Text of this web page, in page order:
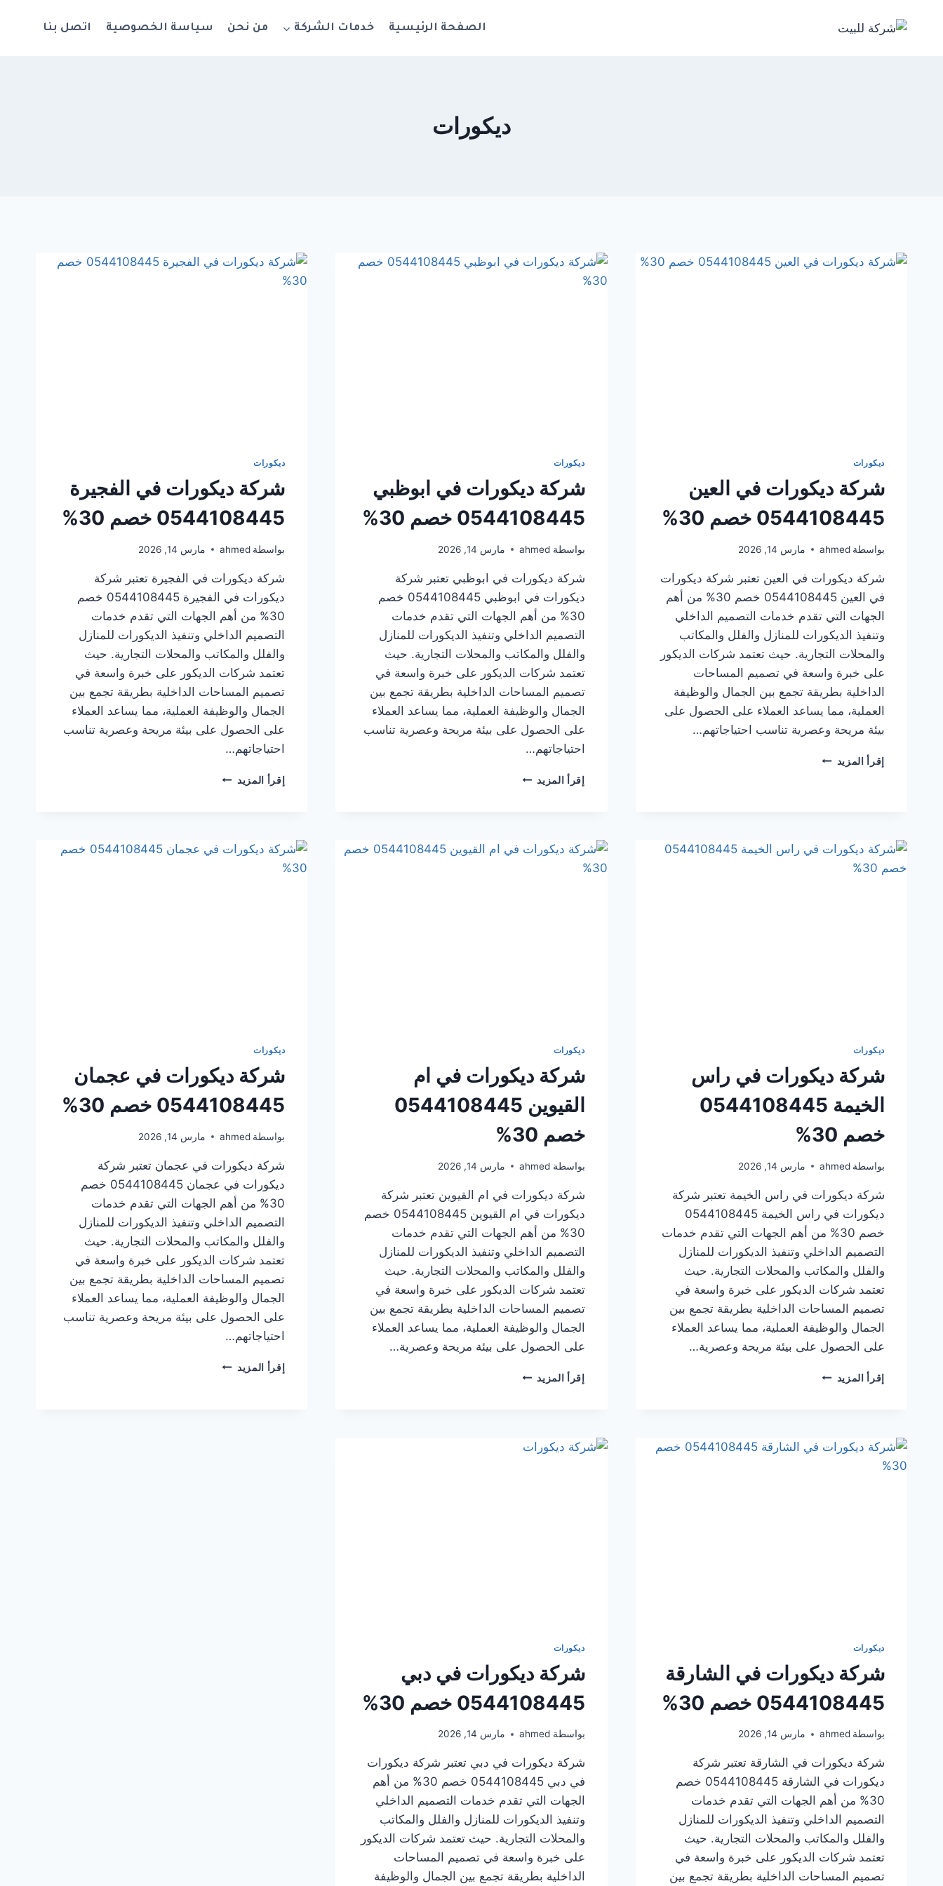
الصفحة الرئيسية خدمات الشركة من نحن سياسة الخصوصية اتصل بنا
ديكورات
ديكورات
شركة ديكورات في العين
0544108445 خصم 30%
بواسطة ahmed مارس 14, 2026
شركة ديكورات في العين تعتبر شركة ديكورات
في العين 0544108445 خصم 30% من أهم
الجهات التي تقدم خدمات التصميم الداخلي
وتنفيذ الديكورات للمنازل والفلل والمكاتب
والمحلات التجارية. حيث تعتمد شركات الديكور
على خبرة واسعة في تصميم المساحات
الداخلية بطريقة تجمع بين الجمال والوظيفة
العملية، مما يساعد العملاء على الحصول على
بيئة مريحة وعصرية تناسب احتياجاتهم…
إقرأ المزيد شركة
30%
ديكورات
شركة ديكورات في ابوظبي
0544108445 خصم 30%
بواسطة ahmed مارس 14, 2026
شركة ديكورات في ابوظبي تعتبر شركة
ديكورات في ابوظبي 0544108445 خصم
30% من أهم الجهات التي تقدم خدمات
التصميم الداخلي وتنفيذ الديكورات للمنازل
والفلل والمكاتب والمحلات التجارية. حيث
تعتمد شركات الديكور على خبرة واسعة في
تصميم المساحات الداخلية بطريقة تجمع بين
الجمال والوظيفة العملية، مما يساعد العملاء
على الحصول على بيئة مريحة وعصرية تناسب
احتياجاتهم…
إقرأ المزيد شركة
خصم
ديكورات
شركة ديكورات في الفجيرة
0544108445 خصم 30%
بواسطة ahmed مارس 14, 2026
شركة ديكورات في الفجيرة تعتبر شركة
ديكورات في الفجيرة 0544108445 خصم
30% من أهم الجهات التي تقدم خدمات
التصميم الداخلي وتنفيذ الديكورات للمنازل
والفلل والمكاتب والمحلات التجارية. حيث
تعتمد شركات الديكور على خبرة واسعة في
تصميم المساحات الداخلية بطريقة تجمع بين
الجمال والوظيفة العملية، مما يساعد العملاء
على الحصول على بيئة مريحة وعصرية تناسب
احتياجاتهم…
إقرأ المزيد شركة
خصم
ديكورات
شركة ديكورات في راس
الخيمة 0544108445
خصم 30%
بواسطة ahmed مارس 14, 2026
شركة ديكورات في راس الخيمة تعتبر شركة
ديكورات في راس الخيمة 0544108445
خصم 30% من أهم الجهات التي تقدم خدمات
التصميم الداخلي وتنفيذ الديكورات للمنازل
والفلل والمكاتب والمحلات التجارية. حيث
تعتمد شركات الديكور على خبرة واسعة في
تصميم المساحات الداخلية بطريقة تجمع بين
الجمال والوظيفة العملية، مما يساعد العملاء
على الحصول على بيئة مريحة وعصرية…
إقرأ المزيد شركة
0544108445
ديكورات
شركة ديكورات في ام
القيوين 0544108445
خصم 30%
بواسطة ahmed مارس 14, 2026
شركة ديكورات في ام القيوين تعتبر شركة
ديكورات في ام القيوين 0544108445 خصم
30% من أهم الجهات التي تقدم خدمات
التصميم الداخلي وتنفيذ الديكورات للمنازل
والفلل والمكاتب والمحلات التجارية. حيث
تعتمد شركات الديكور على خبرة واسعة في
تصميم المساحات الداخلية بطريقة تجمع بين
الجمال والوظيفة العملية، مما يساعد العملاء
على الحصول على بيئة مريحة وعصرية…
إقرأ المزيد شركة
0544108445
ديكورات
شركة ديكورات في عجمان
0544108445 خصم 30%
بواسطة ahmed مارس 14, 2026
شركة ديكورات في عجمان تعتبر شركة
ديكورات في عجمان 0544108445 خصم
30% من أهم الجهات التي تقدم خدمات
التصميم الداخلي وتنفيذ الديكورات للمنازل
والفلل والمكاتب والمحلات التجارية. حيث
تعتمد شركات الديكور على خبرة واسعة في
تصميم المساحات الداخلية بطريقة تجمع بين
الجمال والوظيفة العملية، مما يساعد العملاء
على الحصول على بيئة مريحة وعصرية تناسب
احتياجاتهم…
إقرأ المزيد شركة
ديكورات
شركة ديكورات في الشارقة
0544108445 خصم 30%
بواسطة ahmed مارس 14, 2026
شركة ديكورات في الشارقة تعتبر شركة
ديكورات في الشارقة 0544108445 خصم
30% من أهم الجهات التي تقدم خدمات
التصميم الداخلي وتنفيذ الديكورات للمنازل
والفلل والمكاتب والمحلات التجارية. حيث
تعتمد شركات الديكور على خبرة واسعة في
تصميم المساحات الداخلية بطريقة تجمع بين
ديكورات
شركة ديكورات في دبي
0544108445 خصم 30%
بواسطة ahmed مارس 14, 2026
شركة ديكورات في دبي تعتبر شركة ديكورات
في دبي 0544108445 خصم 30% من أهم
الجهات التي تقدم خدمات التصميم الداخلي
وتنفيذ الديكورات للمنازل والفلل والمكاتب
والمحلات التجارية. حيث تعتمد شركات الديكور
على خبرة واسعة في تصميم المساحات
الداخلية بطريقة تجمع بين الجمال والوظيفة